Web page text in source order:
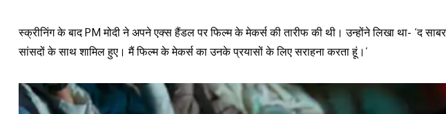
स्क्रीनिंग के बाद PM मोदी ने अपने एक्स हैंडल पर फिल्म के मेकर्स की तारीफ की थी। उन्होंने लिखा था- ‘द
सांसदों के साथ शामिल हुए। मैं फिल्म के मेकर्स का उनके प्रयासों के लिए सराहना करता हूं।’